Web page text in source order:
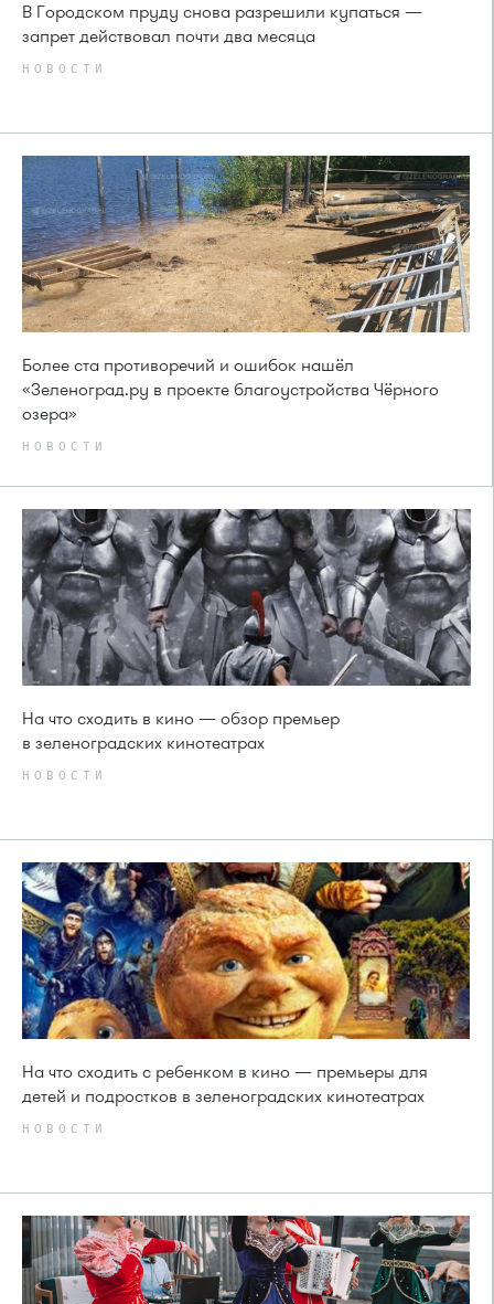
В Городском пруду снова разрешили купаться —
запрет действовал почти два месяца
НОВОСТИ
Более ста противоречий и ошибок нашёл
«Зеленоград.ру в проекте благоустройства Чёрного
озера»
НОВОСТИ
На что сходить в кино — обзор премьер
в зеленоградских кинотеатрах
НОВОСТИ
На что сходить с ребенком в кино — премьеры для
детей и подростков в зеленоградских кинотеатрах
НОВОСТИ